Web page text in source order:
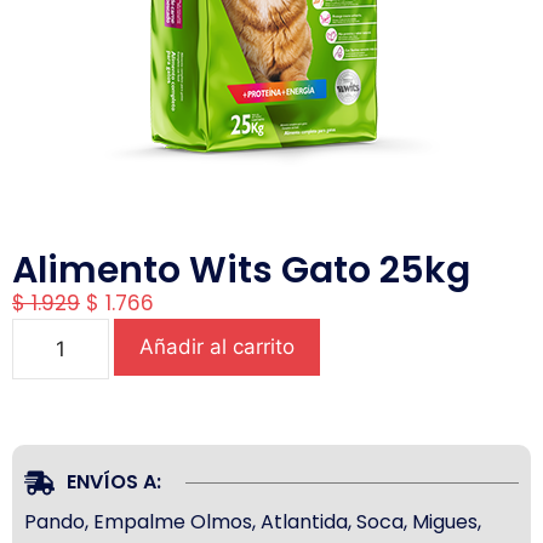
Alimento Wits Gato 25kg
$1.929 $ 1.766
Añadir al carrito
ENVÍOS A:
Pando, Empalme Olmos, Atlantida, Soca, Migues,